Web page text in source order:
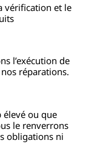
vérification et le
l’exécution de
réparations.
élevé ou que
le renverrons
obligations ni